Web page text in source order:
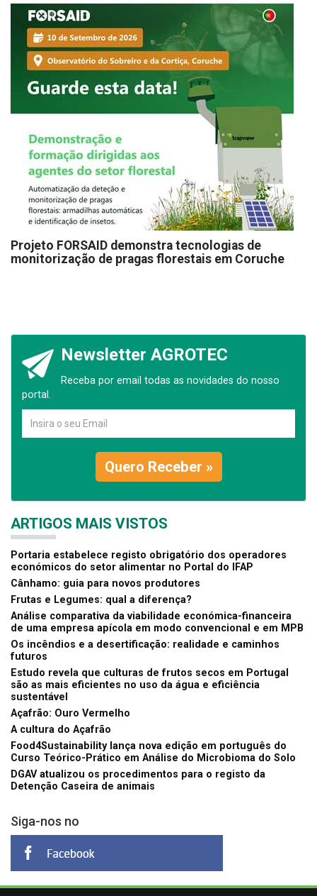
Projeto FORSAID demonstra tecnologias de
monitorização de pragas florestais em Coruche
Newsletter AGROTEC
Receba por email todas as novidades do nosso
portal.
Quero Receber »
ARTIGOS MAIS VISTOS
Portaria estabelece registo obrigatório dos operadores
económicos do setor alimentar no Portal do IFAP
Cânhamo: guia para novos produtores
Frutas e Legumes: qual a diferença?
Análise comparativa da viabilidade económica-financeira
de uma empresa apícola em modo convencional e em MPB
Os incêndios e a desertificação: realidade e caminhos
futuros
Estudo revela que culturas de frutos secos em Portugal
são as mais eficientes no uso da água e eficiência
sustentável
Açafrão: Ouro Vermelho
A cultura do Açafrão
Food4Sustainability lança nova edição em português do
Curso Teórico-Prático em Análise do Microbioma do Solo
DGAV atualizou os procedimentos para o registo da
Detenção Caseira de animais
Siga-nos no